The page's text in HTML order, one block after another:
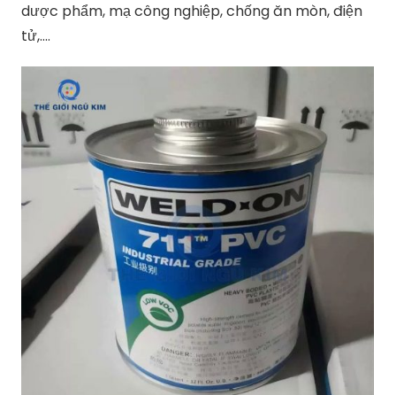
dược phẩm, mạ công nghiệp, chống ăn mòn, điện
tử,….